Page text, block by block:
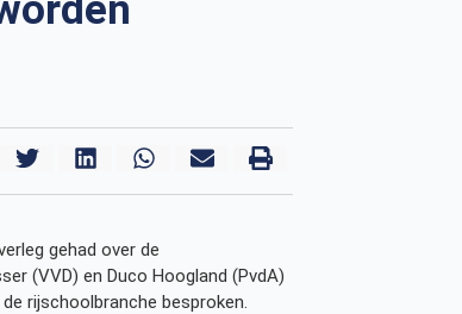
gehad over de
(VVD) en Duco Hoogland (PvdA)
rijschoolbranche besproken.